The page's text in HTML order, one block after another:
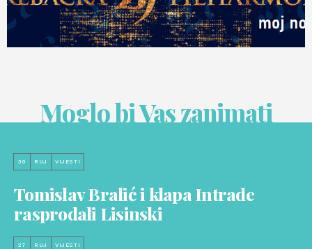
Moglo bi Vas zanimati
30 RUJ VIJESTI
Tomislav Bralić i klapa Intrade
rasprodali Lisinski
27 RUJ VIJESTI